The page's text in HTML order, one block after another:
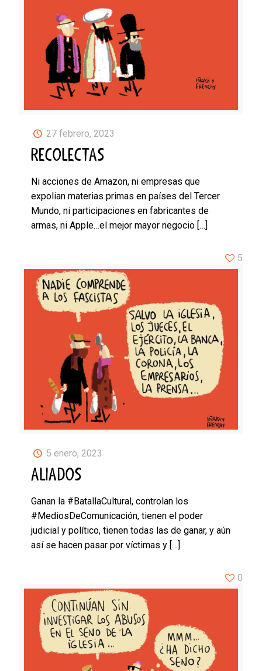
27 febrero, 2023
RECOLECTAS
Ni acciones de Amazon, ni empresas que
expolian materias primas en países del Tercer
Mundo, ni participaciones en fabricantes de
armas, ni Apple…el mejor mayor negocio […]
5 enero, 2023
ALIADOS
Ganan la #BatallaCultural, controlan los
#MediosDeComunicación, tienen el poder
judicial y político, tienen todas las de ganar, y aún
así se hacen pasar por víctimas y […]
5
0